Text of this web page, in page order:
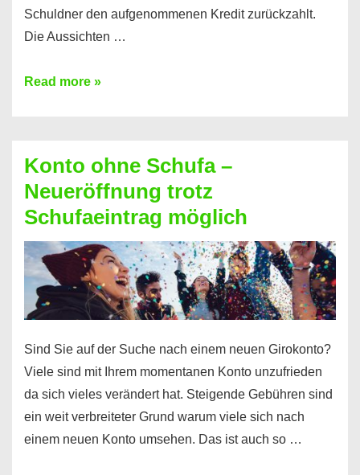
Schuldner den aufgenommenen Kredit zurückzahlt.
Die Aussichten …
Mit
Sie
einen
Kredit
ohne
Einkommensnachweis
Read more »
Konto ohne Schufa –
Neueröffnung trotz
Schufaeintrag möglich
Sind Sie auf der Suche nach einem neuen Girokonto?
Viele sind mit Ihrem momentanen Konto unzufrieden
da sich vieles verändert hat. Steigende Gebühren sind
ein weit verbreiteter Grund warum viele sich nach
einem neuen Konto umsehen. Das ist auch so …